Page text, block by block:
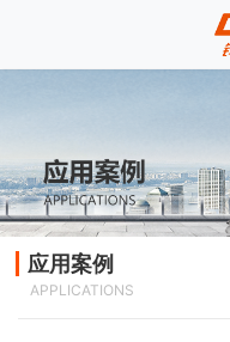
应用案例
APPLICATIONS